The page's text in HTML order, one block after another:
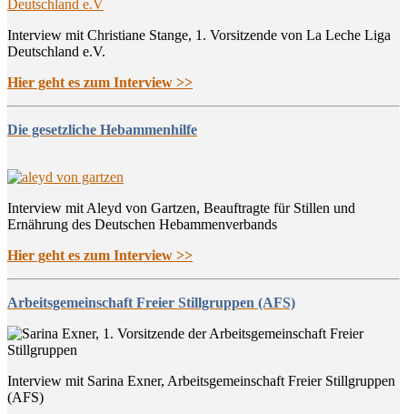
Interview mit Christiane Stange, 1. Vorsitzende von La Leche Liga
Deutschland e.V.
Hier geht es zum Interview >>
Die gesetzliche Hebammenhilfe
Interview mit Aleyd von Gartzen, Beauftragte für Stillen und
Ernährung des Deutschen Hebammenverbands
Hier geht es zum Interview >>
Arbeitsgemeinschaft Freier Stillgruppen (AFS)
Interview mit Sarina Exner, Arbeitsgemeinschaft Freier Stillgruppen
(AFS)